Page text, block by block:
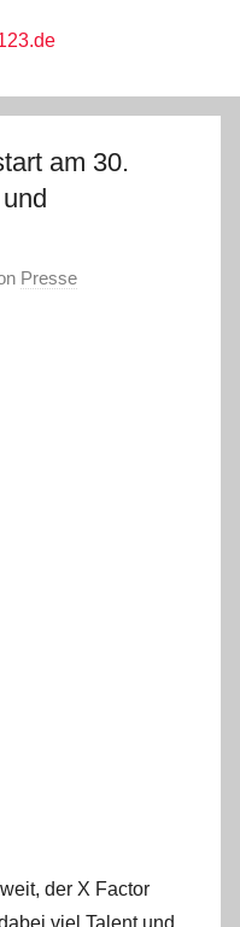
am 30.
Presse
der X Factor
viel Talent und